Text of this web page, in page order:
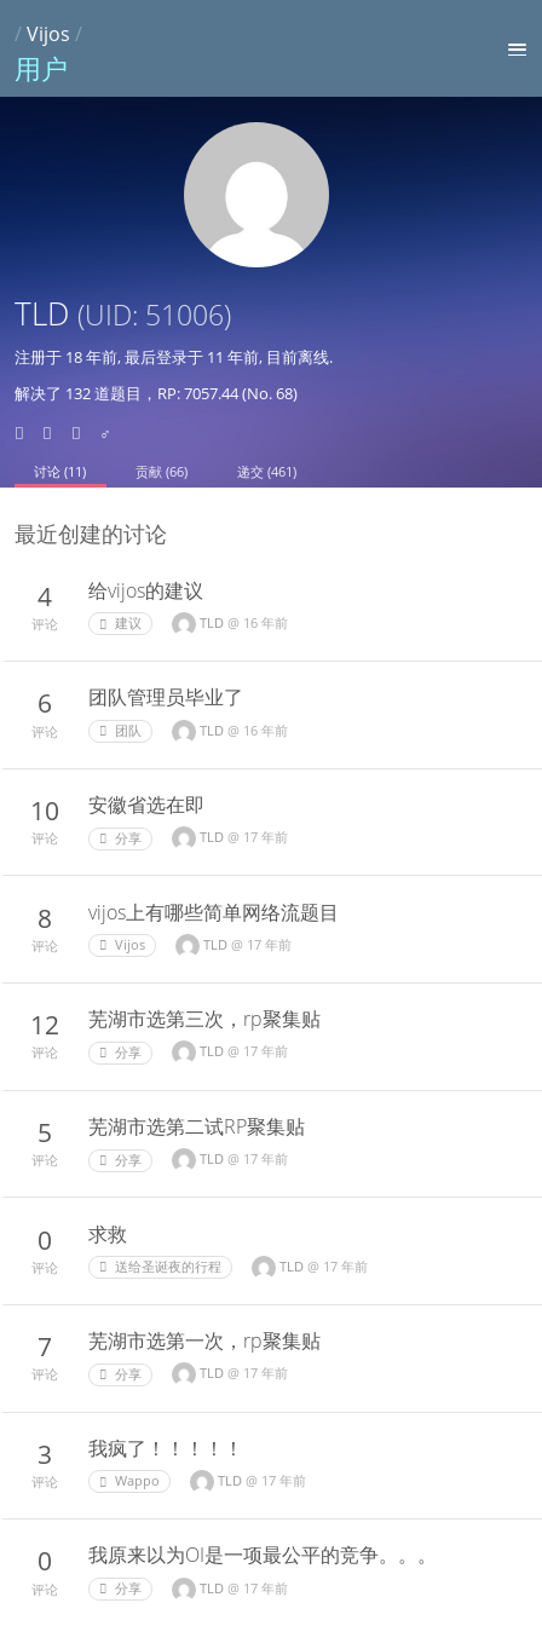
/Vijos /
用户
TLD (UID: 51006)
注册于 18 年前, 最后登录于 11 年前, 目前离线.
解决了 132 道题目，RP: 7057.44 (No. 68)
♂
讨论 (11) 贡献 (66) 递交 (461)
最近创建的讨论
4
评论
给vijos的建议
建议 TLD @ 16 年前
6
评论
团队管理员毕业了
团队 TLD @ 16 年前
10
评论
安徽省选在即
分享 TLD @ 17 年前
8
评论
vijos上有哪些简单网络流题目
Vijos TLD @ 17 年前
12
评论
芜湖市选第三次，rp聚集贴
分享 TLD @ 17 年前
5
评论
芜湖市选第二试RP聚集贴
分享 TLD @ 17 年前
0
评论
求救
送给圣诞夜的行程 TLD @ 17 年前
7
评论
芜湖市选第一次，rp聚集贴
分享 TLD @ 17 年前
3
评论
我疯了！！！！！
Wappo TLD @ 17 年前
0
评论
我原来以为OI是一项最公平的竞争。。。
分享 TLD @ 17 年前